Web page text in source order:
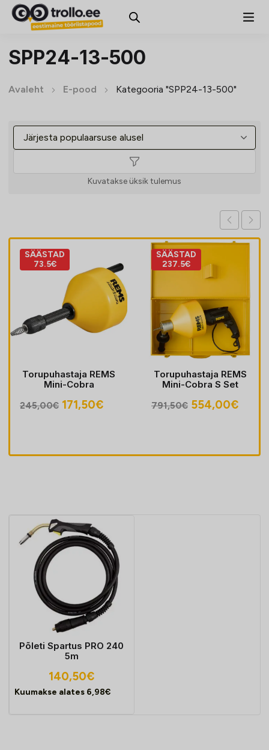
SPP24-13-500
Avaleht E-pood Kategooria "SPP24-13-500"
Kuvatakse üksik tulemus
SÄÄSTAD
73.5€
Torupuhastaja REMS
Mini-Cobra
245,00€ Algne
171,50€Praegune
SÄÄSTAD
237.5€
Torupuhastaja REMS
Mini-Cobra S Set
791,50€ Algne
554,00€
Põleti Spartus PRO 240
5m
140,50€
Kuumakse alates 6,98€